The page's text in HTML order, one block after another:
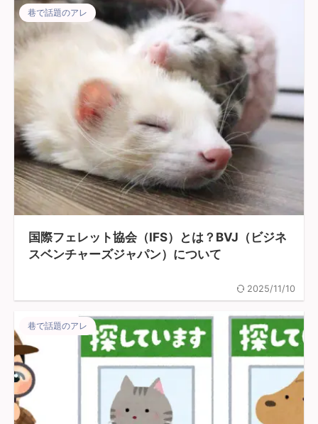
巷で話題のアレ
国際フェレット協会（IFS）とは？BVJ（ビジネ
スベンチャーズジャパン）について
2025/11/10
巷で話題のアレ